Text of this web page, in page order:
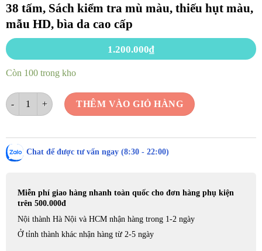
38 tấm, Sách kiểm tra mù màu, thiếu hụt màu,
mẫu HD, bìa da cao cấp
1.200.000₫
Còn 100 trong kho
Sách Ishihara phiên bản mới năm 2025 gồm 38 tấm, Sách kiểm tra
THÊM VÀO GIỎ HÀNG
Chat để được tư vấn ngay (8:30 - 22:00)
Miễn phí giao hàng nhanh toàn quốc cho đơn hàng phụ kiện
trên 500.000đ
Nội thành Hà Nội và HCM nhận hàng trong 1-2 ngày
Ở tỉnh thành khác nhận hàng từ 2-5 ngày